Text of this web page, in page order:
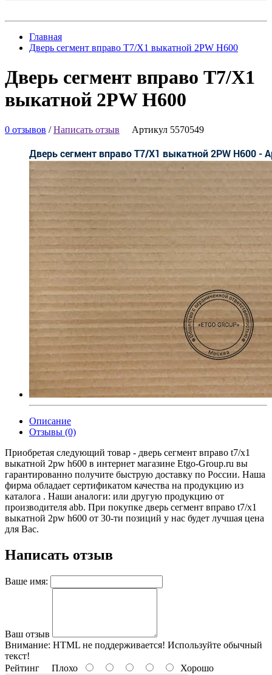
Главная
Дверь сегмент вправо T7/X1 выкатной 2PW H600
Дверь сегмент вправо T7/X1
выкатной 2PW H600
0 отзывов /Написать отзыв Артикул 5570549
Описание
Отзывы (0)
Приобретая следующий товар - дверь сегмент вправо t7/x1
выкатной 2pw h600 в интернет магазине Etgo-Group.ru вы
гарантированно получите быструю доставку по России. Наша
фирма обладает сертификатом качества на продукцию из
каталога . Наши аналоги: или другую продукцию от
производителя abb. При покупке дверь сегмент вправо t7/x1
выкатной 2pw h600 от 30-ти позиций у нас будет лучшая цена
для Вас.
Написать отзыв
Ваше имя:
Ваш отзыв
Внимание: HTML не поддерживается! Используйте обычный
текст!
Рейтинг Плохо Хорошо